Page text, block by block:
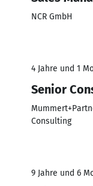
NCR GmbH
4 Jahre und 1
Senior
Consulting
9 Jahre und 6